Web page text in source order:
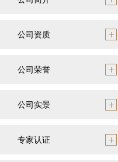
公司资质
公司荣誉
公司实景
专家认证